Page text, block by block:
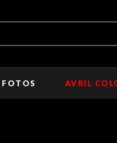
FOTOS AVRIL